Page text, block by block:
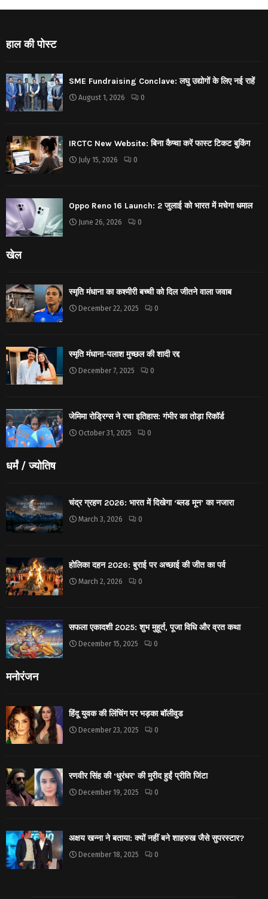
हाल की पोस्ट
SME Fundraising Conclave: लघु उद्योगों के लिए नई राहें
August 1, 2026 0
IRCTC New Website: बिना कैप्चा करें फास्ट टिकट बुकिंग
July 15, 2026 0
Oppo Reno 16 Launch: 2 जुलाई को भारत में मचेगा धमाल
June 26, 2026 0
खेल
स्मृति मंधाना का कश्मीरी बच्ची को दिल जीतने वाला जवाब
December 22, 2025 0
स्मृति मंधाना-पलाश मुच्छल की शादी रद्द
December 7, 2025 0
जेमिमा रोड्रिग्स ने रचा इतिहास: गंभीर का तोड़ा रिकॉर्ड
October 31, 2025 0
धर्मं / ज्योतिष
चंद्र ग्रहण 2026: भारत में दिखेगा ‘ब्लड मून’ का नजारा
March 3, 2026 0
होलिका दहन 2026: बुराई पर अच्छाई की जीत का पर्व
March 2, 2026 0
सफला एकादशी 2025: शुभ मुहूर्त, पूजा विधि और व्रत कथा
December 15, 2025 0
मनोरंजन
हिंदू युवक की लिंचिंग पर भड़का बॉलीवुड
December 23, 2025 0
रणवीर सिंह की ‘धुरंधर’ की मुरीद हुईं प्रीति जिंटा
December 19, 2025 0
अक्षय खन्ना ने बताया: क्यों नहीं बने शाहरुख जैसे सुपरस्टार?
December 18, 2025 0